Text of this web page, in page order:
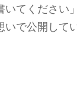
いてください
で公開して